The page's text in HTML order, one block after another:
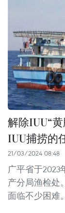
解除IUU“
IUU捕捞的
21/03/2024 08:48
广平省于2023
产分局渔检处
面临不少困难。